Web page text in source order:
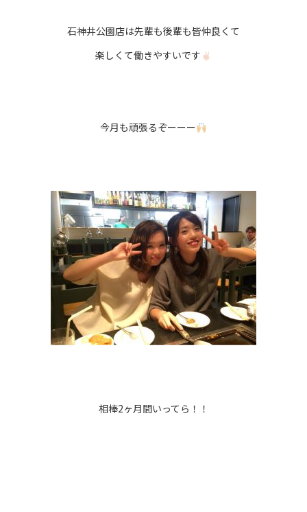
石神井公園店は先輩も後輩も皆仲良くて
楽しくて働きやすいです
今月も頑張るぞーーー
相棒2ヶ月間いってら！！